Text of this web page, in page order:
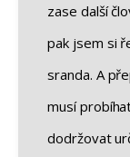
zase další
pak jsem si
sranda. A
musí
dodržovat